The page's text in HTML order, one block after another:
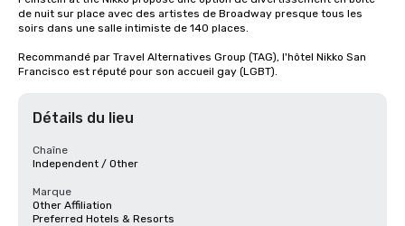
de nuit sur place avec des artistes de Broadway presque tous les
soirs dans une salle intimiste de 140 places.
Recommandé par Travel Alternatives Group (TAG), l'hôtel Nikko San
Francisco est réputé pour son accueil gay (LGBT).
Détails du lieu
Chaîne
Independent / Other
Marque
Other Affiliation
Preferred Hotels & Resorts